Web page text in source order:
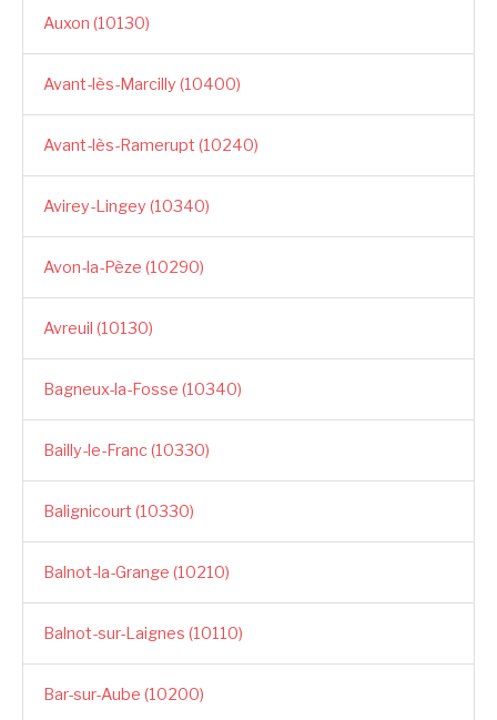
Auxon (10130)
Avant-lès-Marcilly (10400)
Avant-lès-Ramerupt (10240)
Avirey-Lingey (10340)
Avon-la-Pèze (10290)
Avreuil (10130)
Bagneux-la-Fosse (10340)
Bailly-le-Franc (10330)
Balignicourt (10330)
Balnot-la-Grange (10210)
Balnot-sur-Laignes (10110)
Bar-sur-Aube (10200)